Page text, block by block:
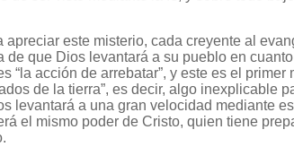
apreciar este misterio, cada creyente al
de que Dios levantará a su pueblo en
“la acción de arrebatar”, y este es el primer
de la tierra”, es decir, algo inexplicable
levantará a una gran velocidad mediante
el mismo poder de Cristo, quien tiene